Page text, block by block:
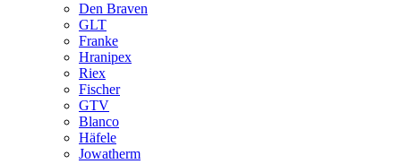
Den Braven
GLT
Franke
Hranipex
Riex
Fischer
GTV
Blanco
Häfele
Jowatherm